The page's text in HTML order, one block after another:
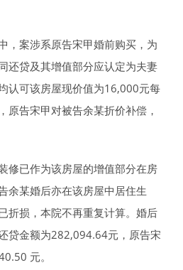
，案涉系原告宋甲婚前购买，为
还贷及其增值部分应认定为夫妻
认可该房屋现价值为16,000元每
原告宋甲对被告余某折价补偿，
修已作为该房屋的增值部分在房
余某婚后亦在该房屋中居住生
折损，本院不再重复计算。婚后
贷金额为282,094.64元，原告宋
元。